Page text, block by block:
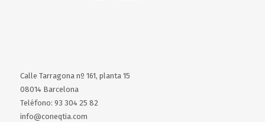
Calle Tarragona nº 161, planta 15
08014 Barcelona
Teléfono: 93 304 25 82
info@coneqtia.com